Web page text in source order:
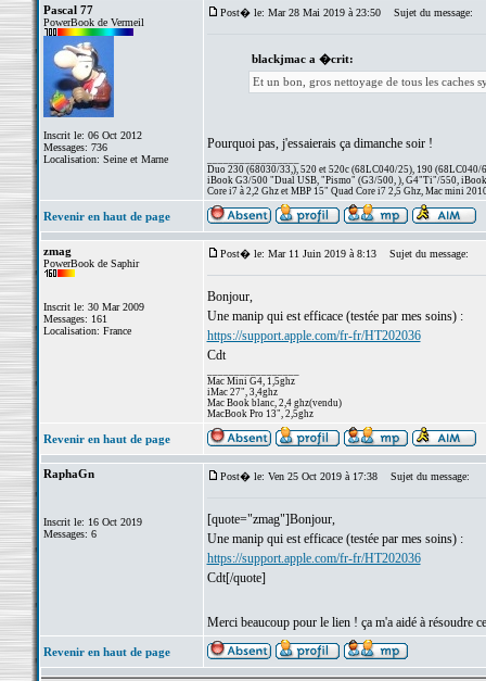
Pascal 77
PowerBook de Vermeil
Inscrit le: 06 Oct 2012
Messages: 736
Localisation: Seine et Marne
Post� le: Mar 28 Mai 2019 à 23:50 Sujet du message:
blackjmac a �crit:
Et un bon, gros nettoyage de tous les caches
Pourquoi pas, j'essaierais ça dimanche soir !
Duo 230 (68030/33,), 520 et 520c (68LC040/25), 190 (68LC040/
iBook G3/500 "Dual USB, "Pismo" (G3/500, ), G4"Ti"/550,
Core i7 à 2,2 Ghz et MBP 15" Quad Core i7 2,5 Ghz, Mac mini
Revenir en haut de page
zmag
PowerBook de Saphir
Inscrit le: 30 Mar 2009
Messages: 161
Localisation: France
Post� le: Mar 11 Juin 2019 à 8:13 Sujet du message:
Bonjour,
Une manip qui est efficace (testée par mes soins) :
https://support.apple.com/fr-fr/HT202036
Cdt
Mac Mini G4, 1,5ghz
iMac 27", 3,4ghz
Mac Book blanc, 2,4 ghz(vendu)
MacBook Pro 13", 2,5ghz
Revenir en haut de page
RaphaGn
Inscrit le: 16 Oct 2019
Messages: 6
Post� le: Ven 25 Oct 2019 à 17:38 Sujet du message:
[quote="zmag"]Bonjour,
Une manip qui est efficace (testée par mes soins) :
https://support.apple.com/fr-fr/HT202036
Cdt[/quote]
Merci beaucoup pour le lien ! ça m'a aidé à résoudre
Revenir en haut de page